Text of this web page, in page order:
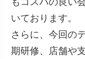
いております。
さらに、今回の
期研修、店舗や